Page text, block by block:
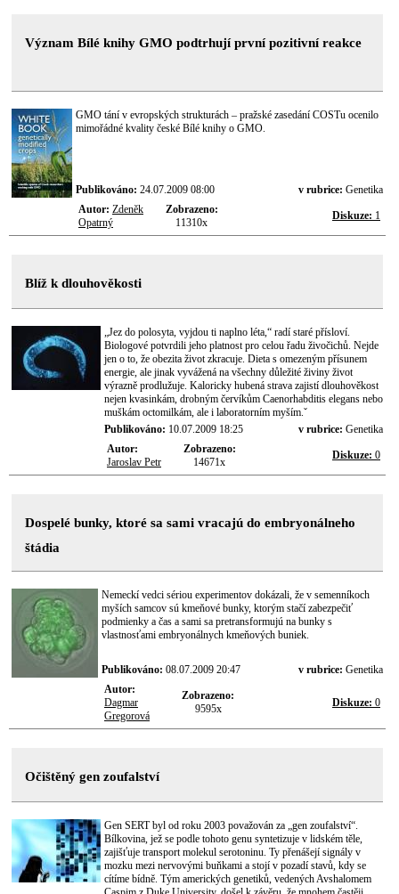
Význam Bílé knihy GMO podtrhují první pozitivní reakce
GMO tání v evropských strukturách – pražské zasedání COSTu ocenilo
mimořádné kvality české Bílé knihy o GMO.
Publikováno: 24.07.2009 08:00 v rubrice: Genetika
Autor: Zdeněk
Opatrný
Zobrazeno:
11310x
Diskuze: 1
Blíž k dlouhověkosti
„Jez do polosyta, vyjdou ti naplno léta,“ radí staré přísloví.
Biologové potvrdili jeho platnost pro celou řadu živočichů. Nejde
jen o to, že obezita život zkracuje. Dieta s omezeným přísunem
energie, ale jinak vyvážená na všechny důležité živiny život
výrazně prodlužuje. Kaloricky hubená strava zajistí dlouhověkost
nejen kvasinkám, drobným červíkům Caenorhabditis elegans nebo
muškám octomilkám, ale i laboratorním myším.ˇ
Publikováno: 10.07.2009 18:25 v rubrice: Genetika
Autor:
Jaroslav Petr
Zobrazeno:
14671x
Diskuze: 0
Dospelé bunky, ktoré sa sami vracajú do embryonálneho
štádia
Nemeckí vedci sériou experimentov dokázali, že v semenníkoch
myších samcov sú kmeňové bunky, ktorým stačí zabezpečiť
podmienky a čas a sami sa pretransformujú na bunky s
vlastnosťami embryonálnych kmeňových buniek.
Publikováno: 08.07.2009 20:47 v rubrice: Genetika
Autor:
Dagmar
Gregorová
Zobrazeno:
9595x
Diskuze: 0
Očištěný gen zoufalství
Gen SERT byl od roku 2003 považován za „gen zoufalství“.
Bílkovina, jež se podle tohoto genu syntetizuje v lidském těle,
zajišťuje transport molekul serotoninu. Ty přenášejí signály v
mozku mezi nervovými buňkami a stojí v pozadí stavů, kdy se
cítíme bídně. Tým amerických genetiků, vedených Avshalomem